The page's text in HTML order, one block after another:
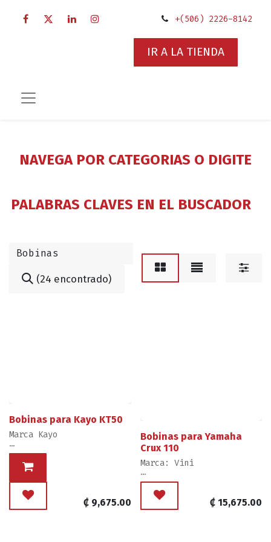
+(506) 2226-8142
IR A LA TIENDA
NAVEGA POR CATEGORIAS O DIGITE
PALABRAS CLAVES EN EL BUSCADOR
(24 encontrado)
Bobinas para Kayo KT50
Marca Kayo
Ventas por Unidad,
Elementos 2
Nivel de Mecánica para
Reemplazo: Experto
₡ 9,675.00
Bobinas para Yamaha
Crux 110
Marca: Vini
Ventas por Unidad, Imagen
con Carácter Ilustrativo
del Producto
₡ 15,675.00